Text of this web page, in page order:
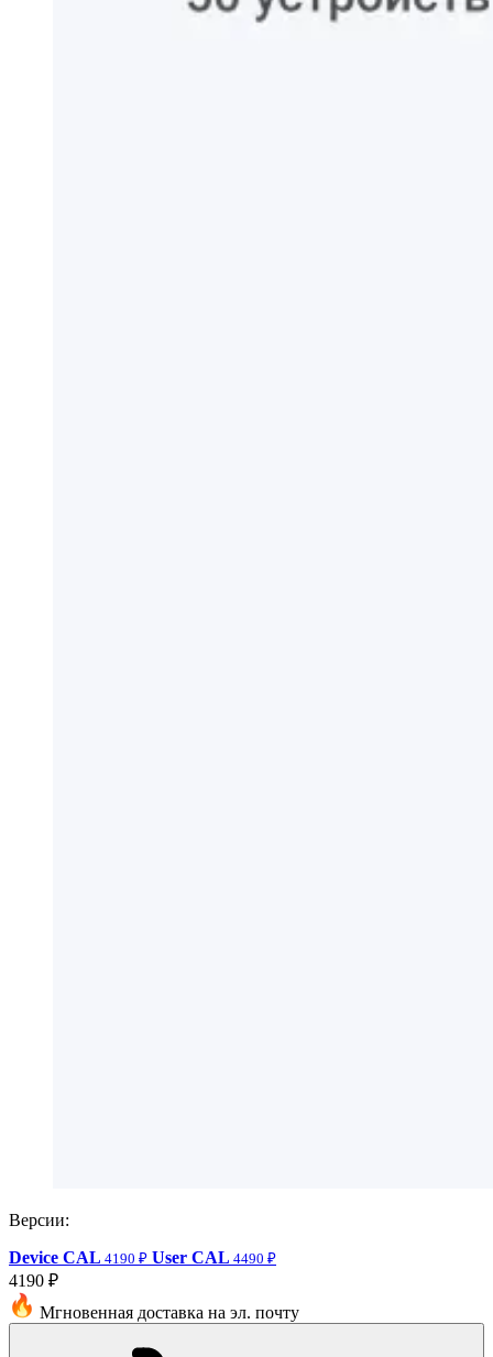
Версии:
Device CAL 4190 ₽ User CAL 4490 ₽
4190 ₽
Мгновенная доставка на эл. почту